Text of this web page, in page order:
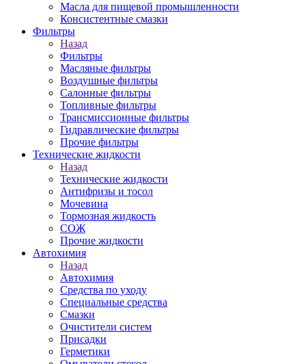
Масла для пищевой промышленности
Консистентные смазки
Фильтры
Назад
Фильтры
Масляные фильтры
Воздушные фильтры
Салонные фильтры
Топливные фильтры
Трансмиссионные фильтры
Гидравлические фильтры
Прочие фильтры
Технические жидкости
Назад
Технические жидкости
Антифризы и тосол
Мочевина
Тормозная жидкость
СОЖ
Прочие жидкости
Автохимия
Назад
Автохимия
Средства по уходу
Специальные средства
Смазки
Очистители систем
Присадки
Герметики